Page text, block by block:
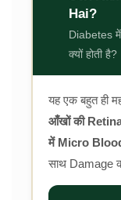
Hai?
Diabetes
क्यों होती है?
यह एक बहुत ही
आँखों की
में Micro Blood
साथ Damage